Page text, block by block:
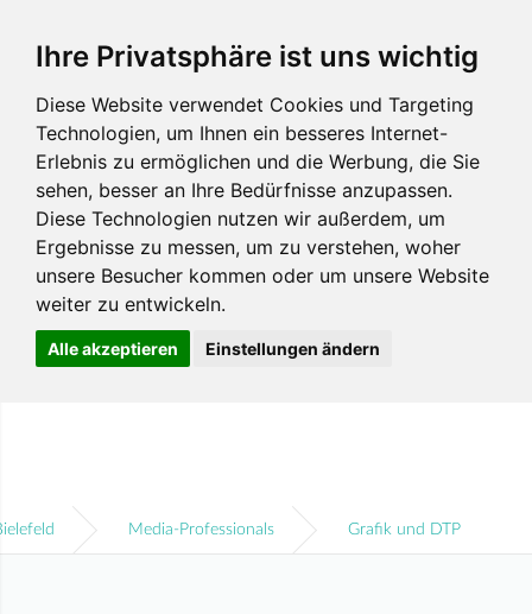
Ihre Privatsphäre ist uns wichtig
Diese Website verwendet Cookies und Targeting
Technologien, um Ihnen ein besseres Internet-
Erlebnis zu ermöglichen und die Werbung, die Sie
sehen, besser an Ihre Bedürfnisse anzupassen.
Diese Technologien nutzen wir außerdem, um
Ergebnisse zu messen, um zu verstehen, woher
unsere Besucher kommen oder um unsere Website
weiter zu entwickeln.
Alle akzeptieren Einstellungen ändern
Media-Professionals Grafik und DTP